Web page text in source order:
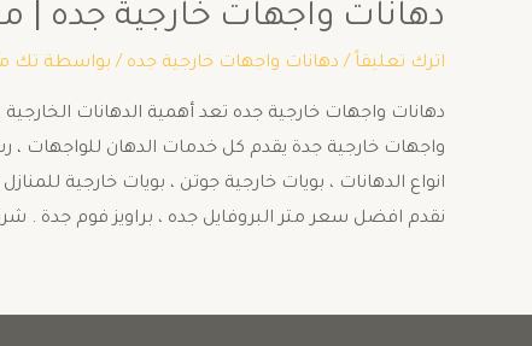
دهانات واجهات خارجية جده |
اترك تعليقاً / دهانات واجهات خارجية جده / بواسطة تك
دهانات واجهات خارجية جده تعد أهمية الدهانات
واجهات خارجية جدة يقدم كل خدمات الدهان للواجهات ،
انواع الدهانات ، بويات خارجية جوتن ، بويات خارجية
نقدم افضل سعر متر البروفايل جده ، براويز فوم جدة .